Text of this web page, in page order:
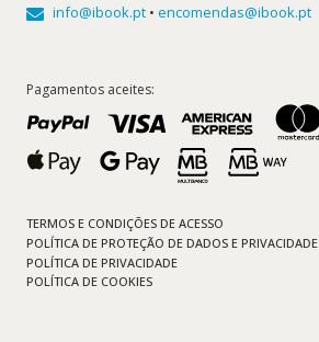
info@ibook.pt • encomendas@ibook.pt
Pagamentos aceites:
TERMOS E CONDIÇÕES DE ACESSO
POLÍTICA DE PROTEÇÃO DE DADOS E PRIVACIDADE
POLÍTICA DE PRIVACIDADE
POLÍTICA DE COOKIES